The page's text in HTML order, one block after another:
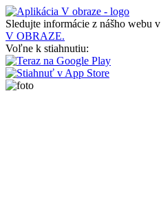
Sledujte informácie z nášho webu v
V OBRAZE.
Voľne k stiahnutiu: